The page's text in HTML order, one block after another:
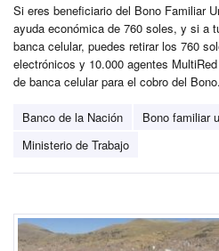
Si eres beneficiario del Bono Familiar
ayuda económica de 760 soles, y si a
banca celular, puedes retirar los 760
electrónicos y 10.000 agentes
de banca celular para el cobro del
Banco de la Nación
Bono familiar
Ministerio de Trabajo